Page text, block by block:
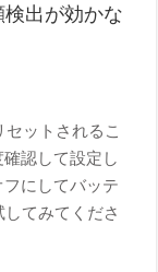
出が効かな
ットされるこ
認して設定し
にしてバッテ
てみてくださ